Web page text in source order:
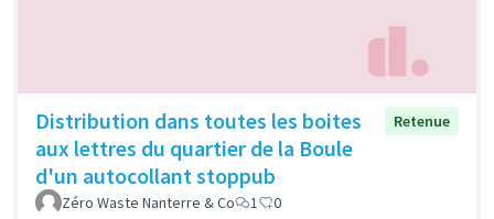
Distribution dans toutes les boites
aux lettres du quartier de la Boule
d'un autocollant stoppub
Retenue
Zéro Waste Nanterre & Co 1 0